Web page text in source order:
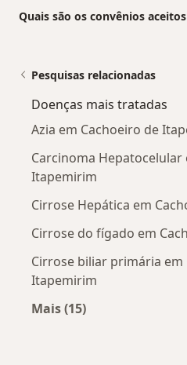
Quais são os convênios
Pesquisas relacionadas
Doenças mais tratadas
Azia em Cachoeiro de
Carcinoma Hepatocelular
Itapemirim
Cirrose Hepática em
Cirrose do fígado em
Cirrose biliar primária em
Itapemirim
Mais (15)